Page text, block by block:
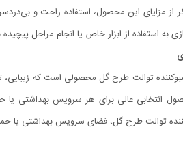
از مزایای این محصول، استفاده راحت و
به استفاده از ابزار خاص یا انجام مراحل
توالت طرح گل محصولی است که زیبایی،
انتخابی عالی برای هر سرویس بهداشتی یا
توالت طرح گل، فضای سرویس بهداشتی یا